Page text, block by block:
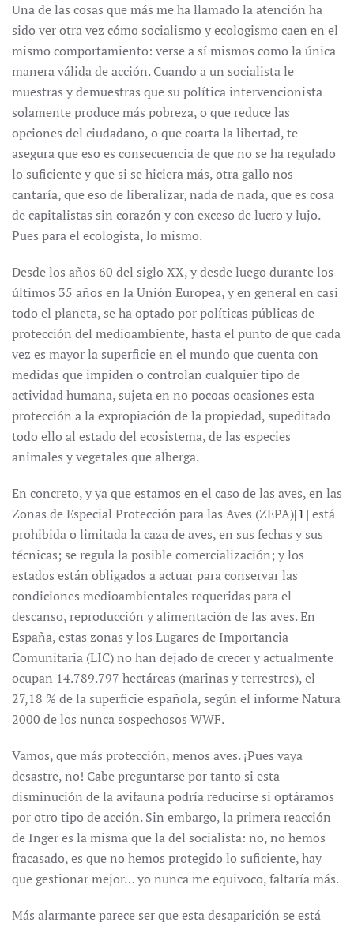
Una de las cosas que más me ha llamado la atención ha
sido ver otra vez cómo socialismo y ecologismo caen en el
mismo comportamiento: verse a sí mismos como la única
manera válida de acción. Cuando a un socialista le
muestras y demuestras que su política intervencionista
solamente produce más pobreza, o que reduce las
opciones del ciudadano, o que coarta la libertad, te
asegura que eso es consecuencia de que no se ha regulado
lo suficiente y que si se hiciera más, otra gallo nos
cantaría, que eso de liberalizar, nada de nada, que es cosa
de capitalistas sin corazón y con exceso de lucro y lujo.
Pues para el ecologista, lo mismo.
Desde los años 60 del siglo XX, y desde luego durante los
últimos 35 años en la Unión Europea, y en general en casi
todo el planeta, se ha optado por políticas públicas de
protección del medioambiente, hasta el punto de que cada
vez es mayor la superficie en el mundo que cuenta con
medidas que impiden o controlan cualquier tipo de
actividad humana, sujeta en no pocoas ocasiones esta
protección a la expropiación de la propiedad, supeditado
todo ello al estado del ecosistema, de las especies
animales y vegetales que alberga.
En concreto, y ya que estamos en el caso de las aves, en las
Zonas de Especial Protección para las Aves (ZEPA)[1] está
prohibida o limitada la caza de aves, en sus fechas y sus
técnicas; se regula la posible comercialización; y los
estados están obligados a actuar para conservar las
condiciones medioambientales requeridas para el
descanso, reproducción y alimentación de las aves. En
España, estas zonas y los Lugares de Importancia
Comunitaria (LIC) no han dejado de crecer y actualmente
ocupan 14.789.797 hectáreas (marinas y terrestres), el
27,18 % de la superficie española, según el informe Natura
2000 de los nunca sospechosos WWF.
Vamos, que más protección, menos aves. ¡Pues vaya
desastre, no! Cabe preguntarse por tanto si esta
disminución de la avifauna podría reducirse si optáramos
por otro tipo de acción. Sin embargo, la primera reacción
de Inger es la misma que la del socialista: no, no hemos
fracasado, es que no hemos protegido lo suficiente, hay
que gestionar mejor… yo nunca me equivoco, faltaría más.
Más alarmante parece ser que esta desaparición se está